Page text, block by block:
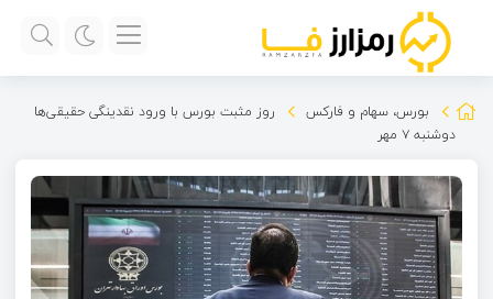
بورس، سهام و فارکس
روز مثبت بورس با ورود نقدینگی حقیقی‌ها
دوشنبه ۷ مهر